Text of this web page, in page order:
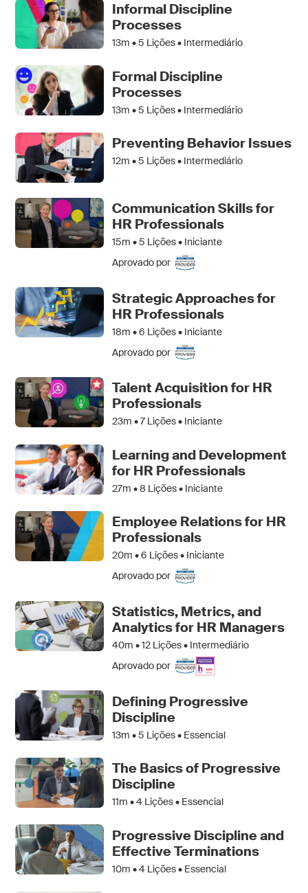
Informal Discipline
Processes
13m •5 Lições • Intermediário
Formal Discipline
Processes
13m •5 Lições • Intermediário
Preventing Behavior Issues
12m •5 Lições • Intermediário
Communication Skills for
HR Professionals
15m •5 Lições • Iniciante
Aprovado por
Strategic Approaches for
HR Professionals
18m •6 Lições • Iniciante
Aprovado por
Talent Acquisition for HR
Professionals
23m •7Lições • Iniciante
Learning and Development
for HR Professionals
27m •8 Lições • Iniciante
Employee Relations for HR
Professionals
20m •6 Lições • Iniciante
Aprovado por
Statistics, Metrics, and
Analytics for HR Managers
40m •12 Lições • Intermediário
Aprovado por
Defining Progressive
Discipline
13m •5 Lições • Essencial
The Basics of Progressive
Discipline
11m •4 Lições • Essencial
Progressive Discipline and
Effective Terminations
10m •4 Lições • Essencial